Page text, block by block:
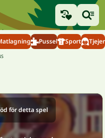
Pussel Sport Tjejer
för detta spel